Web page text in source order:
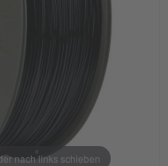
nach links schieben